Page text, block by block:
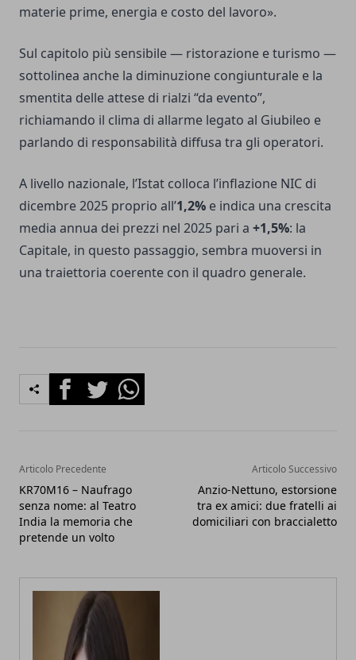
materie prime, energia e costo del lavoro».
Sul capitolo più sensibile — ristorazione e turismo —
sottolinea anche la diminuzione congiunturale e la
smentita delle attese di rialzi “da evento”,
richiamando il clima di allarme legato al Giubileo e
parlando di responsabilità diffusa tra gli operatori.
A livello nazionale, l’Istat colloca l’inflazione NIC di
dicembre 2025 proprio all’1,2% e indica una crescita
media annua dei prezzi nel 2025 pari a +1,5%: la
Capitale, in questo passaggio, sembra muoversi in
una traiettoria coerente con il quadro generale.
FacebookTwitterWhatsapp
Articolo Precedente
KR70M16 – Naufrago
senza nome: al Teatro
India la memoria che
pretende un volto
Articolo Successivo
Anzio-Nettuno, estorsione
tra ex amici: due fratelli ai
domiciliari con braccialetto